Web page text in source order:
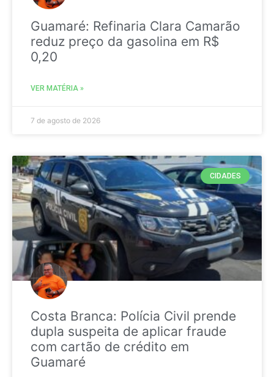
Guamaré: Refinaria Clara Camarão
reduz preço da gasolina em R$
0,20
VER MATÉRIA »
7 de agosto de 2026
CIDADES
Costa Branca: Polícia Civil prende
dupla suspeita de aplicar fraude
com cartão de crédito em
Guamaré